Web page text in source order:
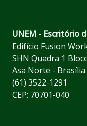
UNEM - Escritório
Edifício Fusion
SHN Quadra 1
Asa Norte - Brasília
(61) 3522-1291
CEP: 70701-040